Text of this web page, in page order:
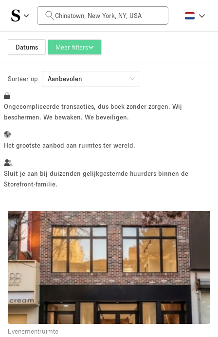
Datums Meer filters
Prijs per dag
$0
Grootte ruimte
100 sq ft 5000+ sq ft
~ 13 mensen
Een
fotoshoot
maken
Conferentie Vergadering Kantoor
Winkel
delen
Type ruimte
Advertentieruimte
Sorteer op Aanbevolen
Ongecompliceerde transacties, dus boek zonder zorgen. Wij
beschermen. We bewaken. We beveiligen.
Het grootste aanbod aan ruimtes ter wereld.
Sluit je aan bij duizenden gelijkgestemde huurders binnen de
Storefront-familie.
Evenementruimte